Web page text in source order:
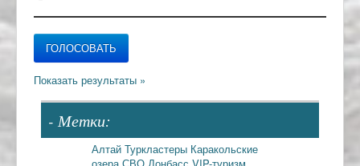
- Метки:
Алтай Туркластеры Каракольские
озера СВО Донбасс VIP-туризм